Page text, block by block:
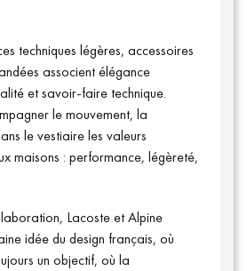
techniques légères, accessoires
associent élégance
et savoir-faire technique.
le mouvement, la
le vestiaire les valeurs
maisons : performance, légèreté,
Lacoste et Alpine
idée du design français, où
un objectif, où la